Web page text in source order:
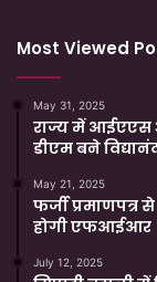
Most Viewed
May 31, 2025
राज्य में आईएएस
डीएम बने
May 21, 2025
फर्जी प्रमाणपत्र
होगी एफआईआर
July 12, 2025